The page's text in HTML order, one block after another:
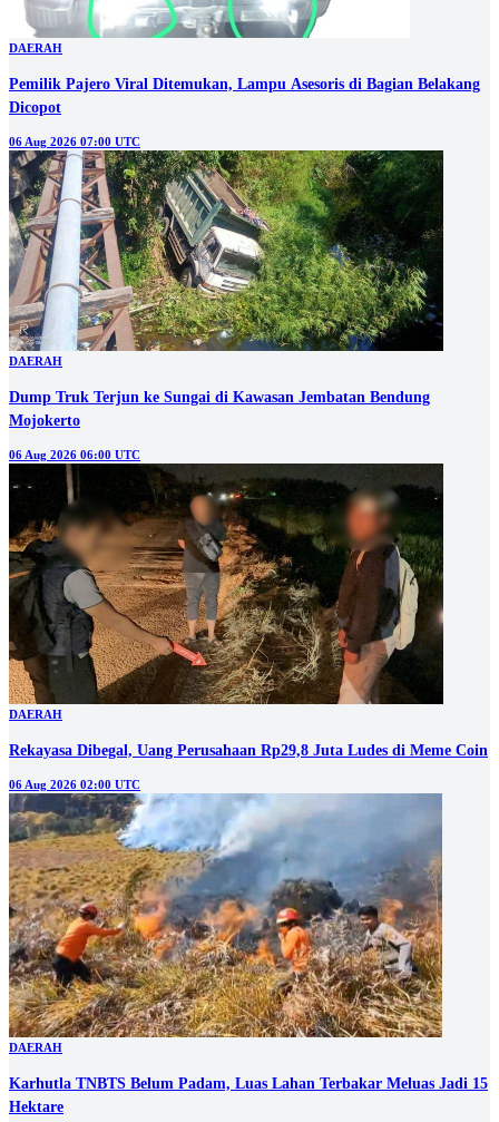
DAERAH
Pemilik Pajero Viral Ditemukan, Lampu Asesoris di Bagian Belakang
Dicopot
06 Aug 2026 07:00 UTC
DAERAH
Dump Truk Terjun ke Sungai di Kawasan Jembatan Bendung
Mojokerto
06 Aug 2026 06:00 UTC
DAERAH
Rekayasa Dibegal, Uang Perusahaan Rp29,8 Juta Ludes di Meme Coin
06 Aug 2026 02:00 UTC
DAERAH
Karhutla TNBTS Belum Padam, Luas Lahan Terbakar Meluas Jadi 15
Hektare